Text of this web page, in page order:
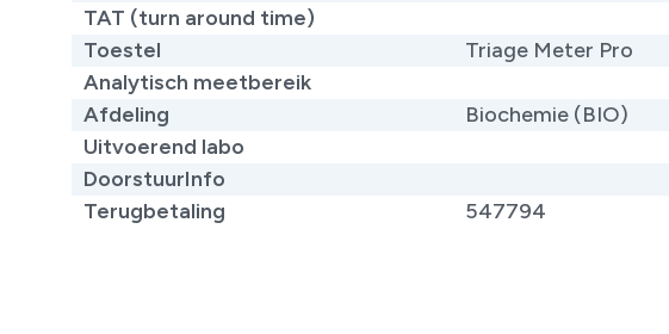
TAT (turn around time)
Toestel
Triage Meter Pro
Analytisch meetbereik
Afdeling
Biochemie (BIO)
Uitvoerend labo
DoorstuurInfo
Terugbetaling
547794